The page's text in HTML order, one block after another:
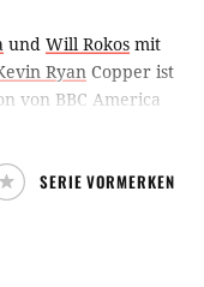
und Will Rokos mit
Ryan Copper ist
von BBC America
Polizist,
verschiedenen
SERIE VORMERKEN